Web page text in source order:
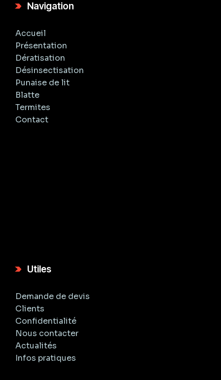
Navigation
Accueil
Présentation
Dératisation
Désinsectisation
Punaise de lit
Blatte
Termites
Contact
Utiles
Demande de devis
Clients
Confidentialité
Nous contacter
Actualités
Infos pratiques